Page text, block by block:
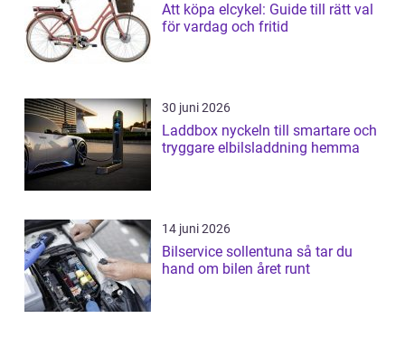
Att köpa elcykel: Guide till rätt val
för vardag och fritid
30 juni 2026
Laddbox nyckeln till smartare och
tryggare elbilsladdning hemma
14 juni 2026
Bilservice sollentuna så tar du
hand om bilen året runt